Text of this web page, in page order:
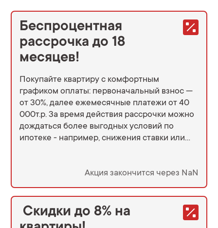
Беспроцентная
рассрочка до 18
месяцев!
Покупайте квартиру с комфортным
графиком оплаты: первоначальный взнос —
от 30%, далее ежемесячные платежи от 40
000т.р. За время действия рассрочки можно
дождаться более выгодных условий по
ипотеке - например, снижения ставки или
оформить ипотеку на обновлённых условиях
или завершить покупку и сохранить квартиру
за собой. Подробные условия уточняйте в
офисе продаж.
Акция закончится через NaN
Скидки до 8% на